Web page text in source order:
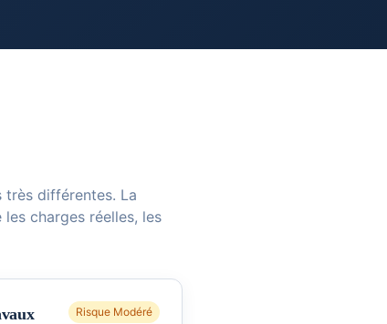
différentes. La
charges réelles, les
Risque Modéré